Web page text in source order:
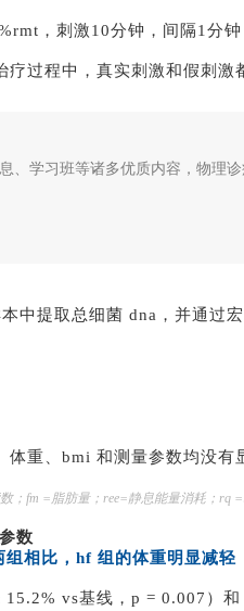
，刺激10分钟，间隔1分
疗过程中，真实刺激和假刺
、学习班等诸多优质内容，物理
中提取总细菌 dna，并通过
体重、bmi 和测量参数均没有
；fm =脂肪量；ree=静息能量消耗；rq
数
组相比，hf 组的体重明显减
vs基线，p = 0.007）